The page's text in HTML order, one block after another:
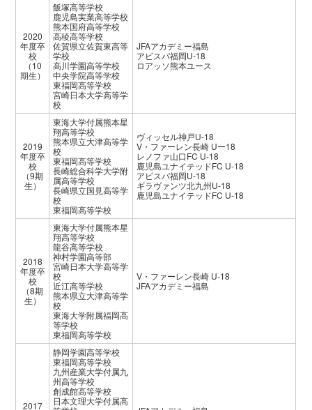
2020
年度卒
校
（10
期生）
飯塚高等学校
鹿児島実業高等学校
熊本国府高等学校
高稜高等学校
佐賀県立佐賀東高等
学校
高川学園高等学校
中央学院高等学校
東福岡高等学校
宮崎日本大学高等学
校
JFAアカデミー福島
アビスパ福岡U-18
ロアッソ熊本ユース
2019
年度卒
校
（9期
生）
東海大学付属熊本星
翔高等学校
熊本県立大津高等学
校
東福岡高等学校
長崎総合科学大学附
属高等学校
長崎県立国見高等学
校
東福岡高等学校
ヴィッセル神戸U-18
V・ファーレン長崎 Uー18
レノファ山口FC U-18
鹿児島ユナイテッドFC U-18
アビスパ福岡U-18
ギラヴァンツ北九州U-18
鹿児島ユナイテッドFC U-18
2018
年度卒
校
（8期
生）
東海大学付属熊本星
翔高等学校
龍谷高等学校
神村学園高等部
宮崎日本大学高等学
校
近江高等学校
熊本県立大津高等学
校
東海大学附属福岡高
等学校
東福岡高等学校
V・ファーレン長崎 U-18
JFAアカデミー福島
2017
静岡学園高等学校
東福岡高等学校
九州産業大学付属九
州高等学校
創成館高等学校
日本文理大学付属高